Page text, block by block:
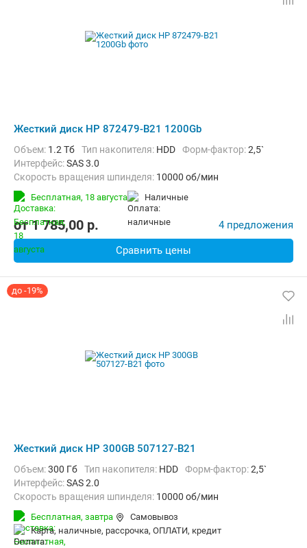
Жесткий диск HP 872479-B21 1200Gb
Объем: 1.2 Тб Тип накопителя: HDD Форм-фактор:2,5`
Интерфейс:SAS 3.0
Скорость вращения шпинделя: 10000 об/мин
Бесплатная, 18 августа наличные
от1 785,00 p. 4 предложения
Сравнить цены
до -19%
Жесткий диск HP 300GB 507127-B21
Объем:300 Гб Тип накопителя: HDD Форм-фактор:2,5`
Интерфейс:SAS 2.0
Скорость вращения шпинделя: 10000 об/мин
Бесплатная, завтра
Самовывоз
карта, наличные, рассрочка, ОПЛАТИ, кредит